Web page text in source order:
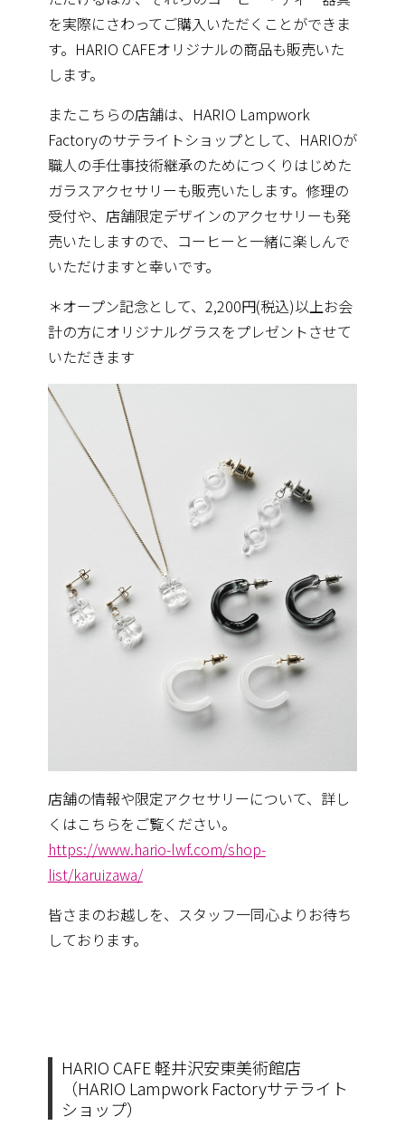
を実際にさわってご購入いただくことができま
す。HARIO CAFEオリジナルの商品も販売いた
します。
またこちらの店舗は、HARIO Lampwork
Factoryのサテライトショップとして、HARIOが
職人の手仕事技術継承のためにつくりはじめた
ガラスアクセサリーも販売いたします。修理の
受付や、店舗限定デザインのアクセサリーも発
売いたしますので、コーヒーと一緒に楽しんで
いただけますと幸いです。
＊オープン記念として、2,200円(税込)以上お会
計の方にオリジナルグラスをプレゼントさせて
いただきます
店舗の情報や限定アクセサリーについて、 詳し
くはこちらをご覧ください。
https://www.hario-lwf.com/shop-
list/karuizawa/
皆さまのお越しを、スタッフ一同心よりお待ち
しております。
HARIO CAFE 軽井沢安東美術館店
（HARIO Lampwork Factoryサテライト
ショップ）